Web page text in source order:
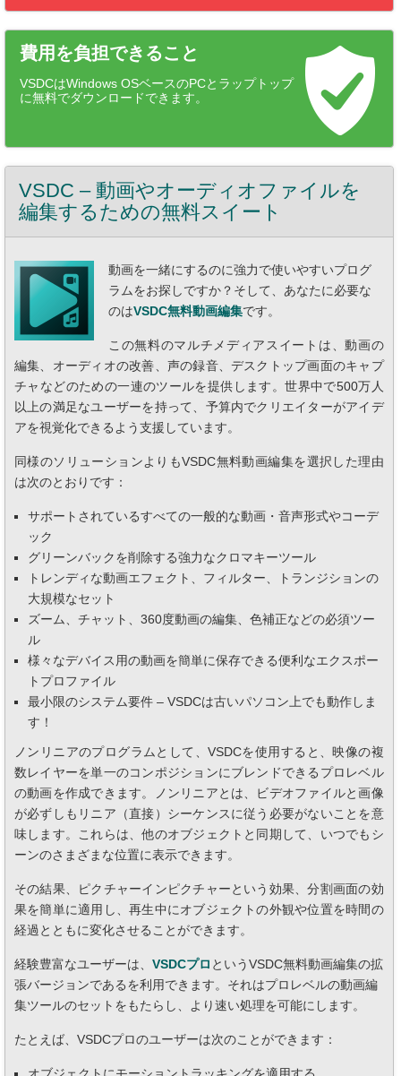
費用を負担できること
VSDCはWindows OSベースのPCとラップトップ
に無料でダウンロードできます。
VSDC – 動画やオーディオファイルを
編集するための無料スイート
動画を一緒にするのに強力で使いやすいプログ
ラムをお探しですか？そして、あなたに必要な
のはVSDC無料動画編集です。
この無料のマルチメディアスイートは、動画の
編集、オーディオの改善、声の録音、デスクトップ画面のキャプ
チャなどのための一連のツールを提供します。世界中で500万人
以上の満足なユーザーを持って、予算内でクリエイターがアイデ
アを視覚化できるよう支援しています。
同様のソリューションよりもVSDC無料動画編集を選択した理由
は次のとおりです：
サポートされているすべての一般的な動画・音声形式やコーデ
ック
グリーンバックを削除する強力なクロマキーツール
トレンディな動画エフェクト、フィルター、トランジションの
大規模なセット
ズーム、チャット、360度動画の編集、色補正などの必須ツー
ル
様々なデバイス用の動画を簡単に保存できる便利なエクスポー
トプロファイル
最小限のシステム要件 – VSDCは古いパソコン上でも動作しま
す！
ノンリニアのプログラムとして、VSDCを使用すると、映像の複
数レイヤーを単一のコンポジションにブレンドできるプロレベル
の動画を作成できます。ノンリニアとは、ビデオファイルと画像
が必ずしもリニア（直接）シーケンスに従う必要がないことを意
味します。これらは、他のオブジェクトと同期して、いつでもシ
ーンのさまざまな位置に表示できます。
その結果、ピクチャーインピクチャーという効果、分割画面の効
果を簡単に適用し、再生中にオブジェクトの外観や位置を時間の
経過とともに変化させることができます。
経験豊富なユーザーは、 VSDCプロ というVSDC無料動画編集の拡
張バージョンであるを利用できます。それはプロレベルの動画編
集ツールのセットをもたらし、より速い処理を可能にします。
たとえば、VSDCプロのユーザーは次のことができます：